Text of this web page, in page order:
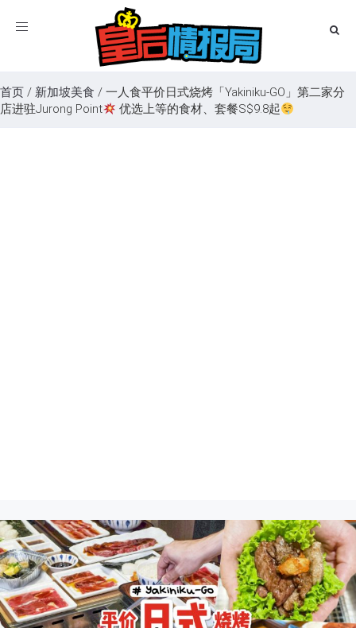
Toggle
首页 / 新加坡美食 / 一人食平价日式烧烤「Yakiniku-GO」第二家分
店进驻Jurong Point
优选上等的食材、套餐S$9.8起